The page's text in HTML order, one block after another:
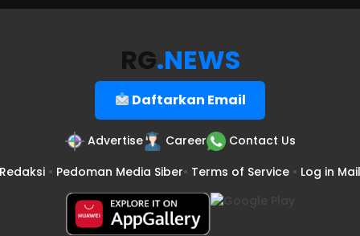
RG.NEWS
Daftarkan Email
Advertise Career
Contact Us
Redaksi • Pedoman Media Siber• Terms of Service • Log in Mail